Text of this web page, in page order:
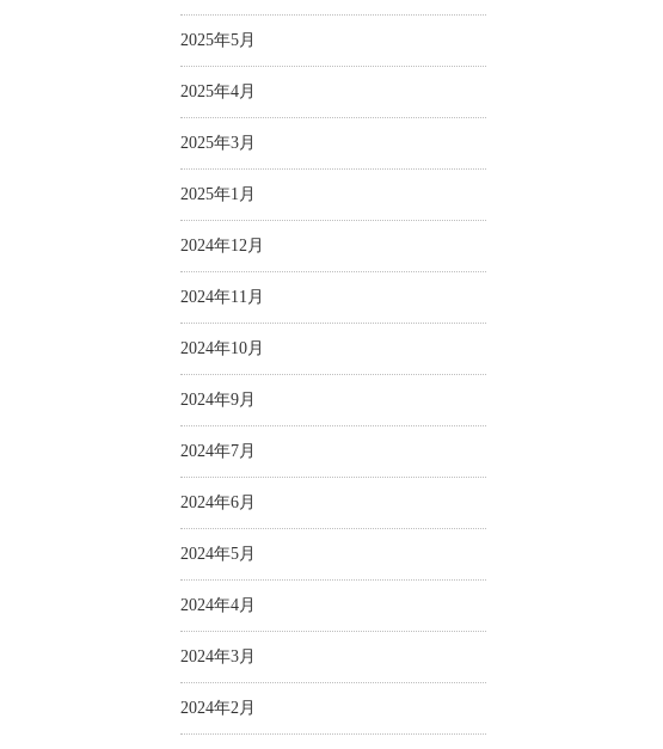
2025年5月
2025年4月
2025年3月
2025年1月
2024年12月
2024年11月
2024年10月
2024年9月
2024年7月
2024年6月
2024年5月
2024年4月
2024年3月
2024年2月